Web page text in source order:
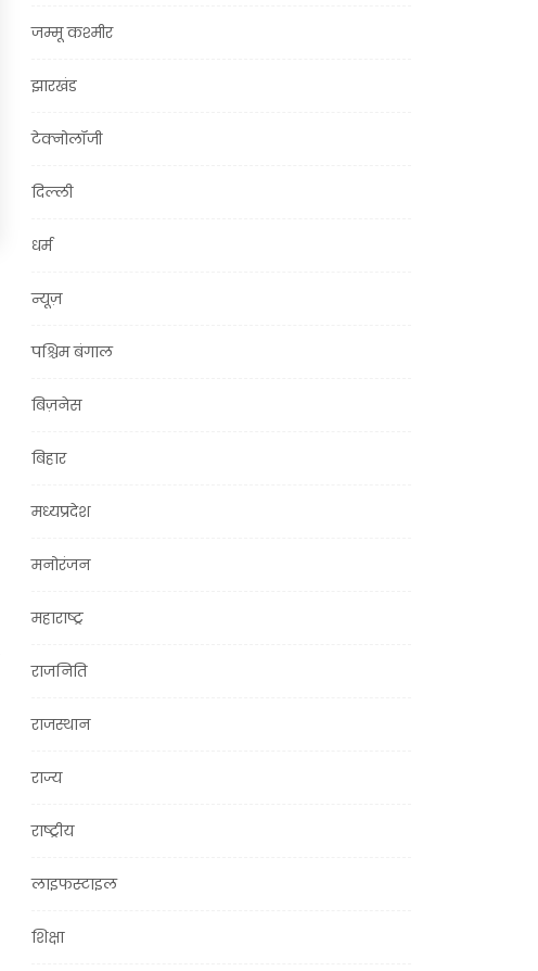
जम्मू कश्मीर
झारखंड
टेक्नोलॉजी
दिल्ली
धर्म
न्यूज़
पश्चिम बंगाल
बिज़नेस
बिहार
मध्यप्रदेश
मनोरंजन
महाराष्ट्र
राजनिति
राजस्थान
राज्य
राष्ट्रीय
लाइफस्टाइल
शिक्षा